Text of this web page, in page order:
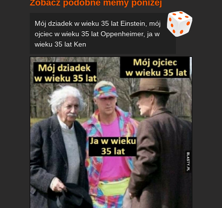
Zobacz podobne memy poniżej
Mój dziadek w wieku 35 lat Einstein, mój
ojciec w wieku 35 lat Oppenheimer, ja w
wieku 35 lat Ken